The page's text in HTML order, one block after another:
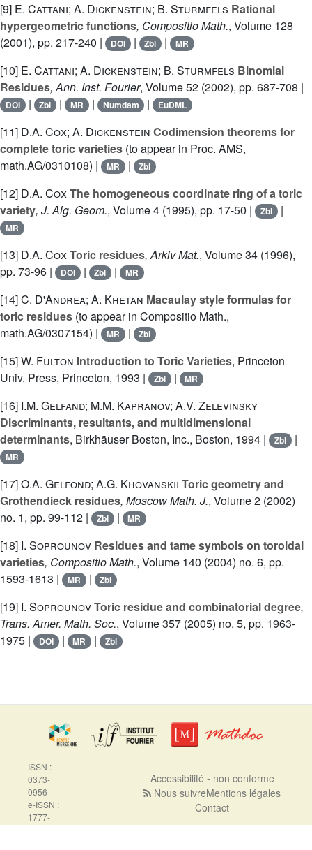
[9] E. Cattani; A. Dickenstein; B. Sturmfels Rational
hypergeometric functions, Compositio Math., Volume 128
(2001), pp. 217-240 |
DOI | Zbl | MR
[10] E. Cattani; A. Dickenstein; B. Sturmfels Binomial
Residues, Ann. Inst. Fourier, Volume 52 (2002), pp. 687-708 |
DOI | Zbl | MR | Numdam | EuDML
[11] D.A. Cox; A. Dickenstein Codimension theorems for
complete toric varieties (to appear in Proc. AMS,
math.AG/0310108) |
MR | Zbl
[12] D.A. CoxThe homogeneous coordinate ring of a toric
variety, J. Alg. Geom., Volume 4 (1995), pp. 17-50 | Zbl |
MR
[13] D.A. CoxToric residues, Arkiv Mat., Volume 34 (1996),
pp. 73-96 |
DOI | Zbl | MR
[14]C. D'Andrea; A. Khetan Macaulay style formulas for
toric residues (to appear in Compositio Math.,
math.AG/0307154) |
MR | Zbl
[15]W. Fulton Introduction to Toric Varieties, Princeton
Univ. Press, Princeton, 1993 |
Zbl | MR
[16] I.M. Gelfand; M.M. Kapranov; A.V. Zelevinsky
Discriminants, resultants, and multidimensional
determinants, Birkhäuser Boston, Inc., Boston, 1994 | Zbl |
MR
[17]O.A. Gelfond; A.G. Khovanskii Toric geometry and
Grothendieck residues, Moscow Math. J., Volume 2 (2002)
no. 1, pp. 99-112 |
Zbl | MR
[18] I. Soprounov Residues and tame symbols on toroidal
varieties, Compositio Math., Volume 140 (2004) no. 6, pp.
1593-1613 |
MR | Zbl
[19] I. SoprounovToric residue and combinatorial degree,
Trans. Amer. Math. Soc., Volume 357 (2005) no. 5, pp. 1963-
1975 |
DOI | MR | Zbl
ISSN :
0373-
0956
e-ISSN :
1777-
Accessibilité - non conforme
Nous suivreMentions légales
Contact